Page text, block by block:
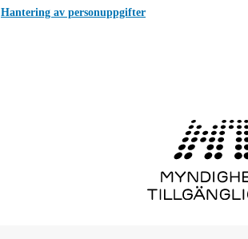
Hantering av personuppgifter